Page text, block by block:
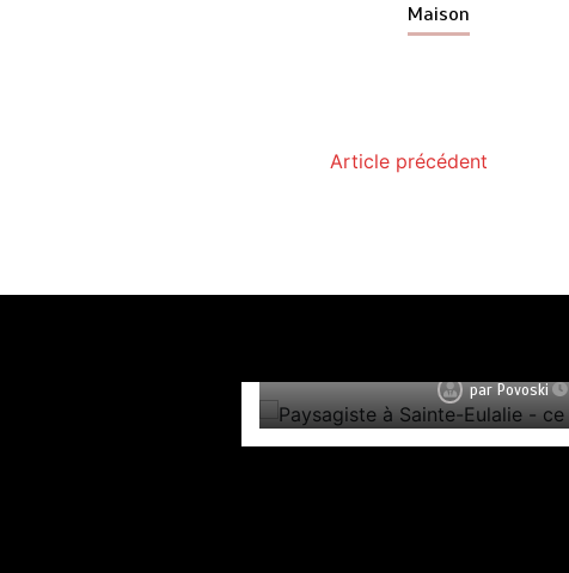
Maison
Article précédent
par Povoski